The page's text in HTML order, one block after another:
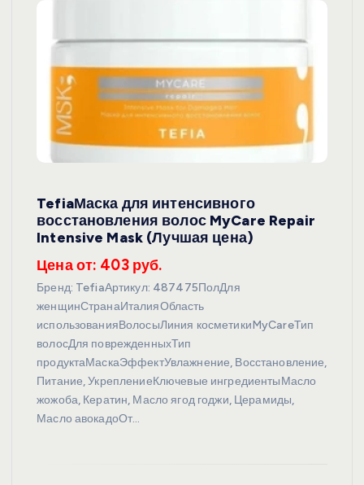
TefiaМаска для интенсивного
восстановления волос MyCare Repair
Intensive Mask (Лучшая цена)
Цена от: 403 руб.
Бренд: TefiaАртикул: 487475ПолДля
женщинСтранаИталияОбласть
использованияВолосыЛиния косметикиMyCareТип
волосДля поврежденныхТип
продуктаМаскаЭффектУвлажнение, Восстановление,
Питание, УкреплениеКлючевые ингредиентыМасло
жожоба, Кератин, Масло ягод годжи, Церамиды,
Масло авокадоОт…